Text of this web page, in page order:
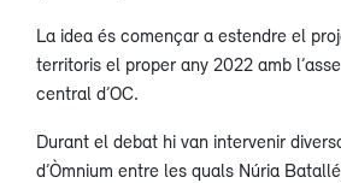
La idea és començar a estendre el
territoris el proper any 2022 amb
central d’OC.
Durant el debat hi van intervenir
d’Òmnium entre les quals Núria